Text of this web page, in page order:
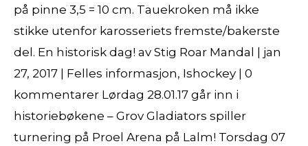
på pinne 3,5 = 10 cm. Tauekroken må ikke
stikke utenfor karosseriets fremste/bakerste
del. En historisk dag! av Stig Roar Mandal | jan
27, 2017 | Felles informasjon, Ishockey | 0
kommentarer Lørdag 28.01.17 går inn i
historiebøkene – Grov Gladiators spiller
turnering på Proel Arena på Lalm! Torsdag 07